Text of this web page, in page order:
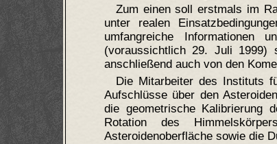
Zum einen soll erstmals im
unter realen
umfangreiche Informationen
(voraussichtlich 29. Juli 1999)
anschließend auch von den
Die Mitarbeiter des Instituts
Aufschlüsse über den
die geometrische Kalibrierung
Rotation des
Asteroidenoberfläche sowie die